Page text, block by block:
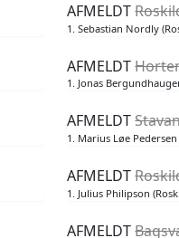
AFMELDT
1. Sebastian Nordly
AFMELDT
1. Jonas
AFMELDT
1. Marius Løe
AFMELDT
1. Julius Philipson
AFMELDT